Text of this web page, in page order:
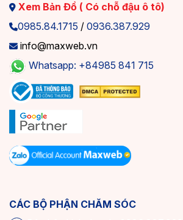
Xem Bản Đồ ( Có chỗ đậu ô tô)
0985.84.1715 / 0936.387.929
info@maxweb.vn
Whatsapp: +84985 841 715
CÁC BỘ PHẬN CHĂM SÓC